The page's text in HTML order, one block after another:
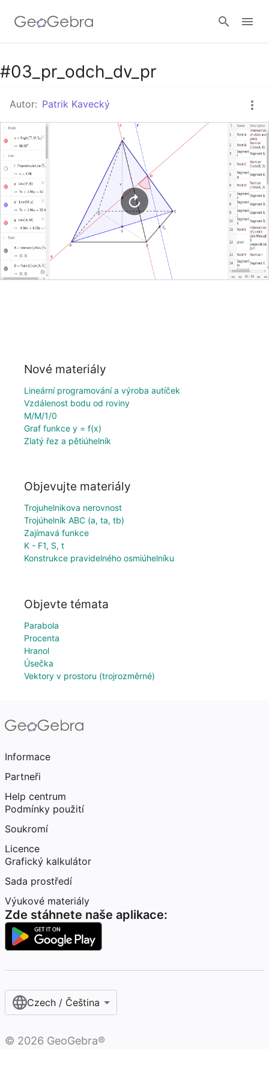
Google Classroom
GeoGebra Třída
Přihlásit
#03_pr_odch_dv_pr
Autor: Patrik Kavecký
Nové materiály
Lineární programování a výroba autíček
Vzdálenost bodu od roviny
M/M/1/0
Graf funkce y = f(x)
Zlatý řez a pětiúhelník
Objevujte materiály
Trojuhelnikova nerovnost
Trojúhelník ABC (a, ta, tb)
Zajímavá funkce
K - F1, S, t
Konstrukce pravidelného osmiúhelníku
Objevte témata
Parabola
Procenta
Hranol
Úsečka
Vektory v prostoru (trojrozměrné)
Informace
Partneři
Help centrum
Podmínky použití
Soukromí
Licence
Grafický kalkulátor
Sada prostředí
Výukové materiály
Zde stáhnete naše aplikace:
Czech / Čeština‎
© 2026 GeoGebra®